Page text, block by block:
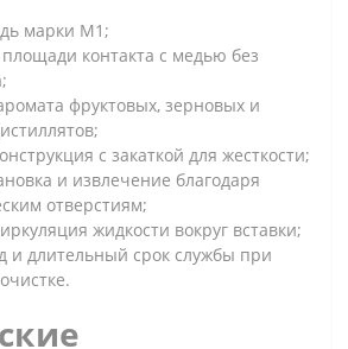
марки М1;
контакта с медью без
фруктовых, зерновых и
с закаткой для жесткости;
и извлечение благодаря
отверстиям;
жидкости вокруг вставки;
и длительный срок службы при